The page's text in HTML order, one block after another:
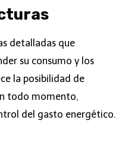
detalladas que
su consumo y los
la posibilidad de
todo momento,
del gasto energético.